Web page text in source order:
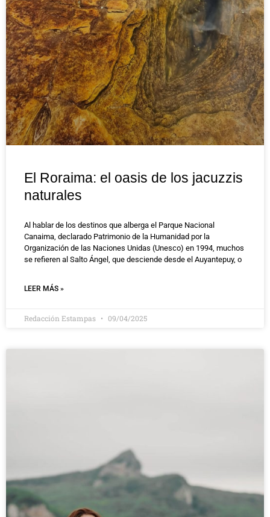
El Roraima: el oasis de los jacuzzis
naturales
Al hablar de los destinos que alberga el Parque Nacional
Canaima, declarado Patrimonio de la Humanidad por la
Organización de las Naciones Unidas (Unesco) en 1994, muchos
se refieren al Salto Ángel, que desciende desde el Auyantepuy, o
LEER MÁS »
Redacción Estampas 09/04/2025